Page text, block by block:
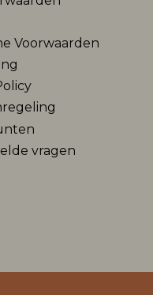
Voorwaarden
vragen